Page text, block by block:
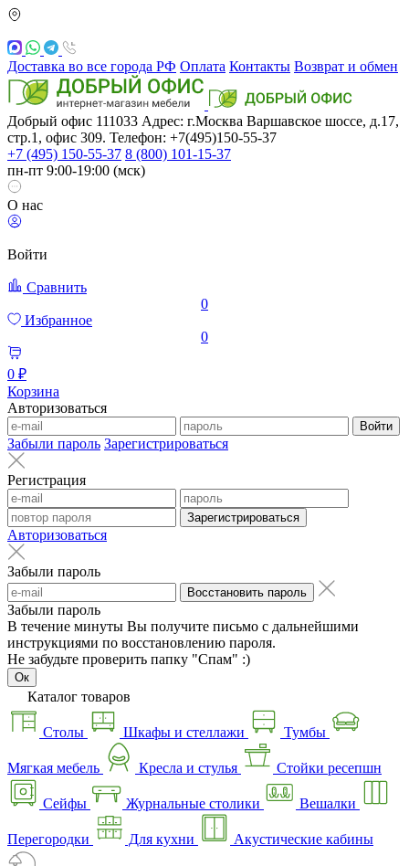
Доставка во все города РФ Оплата Контакты Возврат и обмен
Добрый офис 111033 Адрес: г.Москва Варшавское шоссе, д.17,
стр.1, офис 309. Телефон: +7(495)150-55-37
+7 (495) 150-55-37 8 (800) 101-15-37
пн-пт 9:00-19:00 (мск)
О нас
Войти
Сравнить
0
Избранное
0
0 ₽
Корзина
Авторизоваться
Войти
Забыли пароль Зарегистрироваться
Регистрация
Зарегистрироваться
Авторизоваться
Забыли пароль
Восстановить пароль
Забыли пароль
В течение минуты Вы получите письмо с дальнейшими
инструкциями по восстановлению пароля.
Не забудьте проверить папку "Спам" :)
Ок
Каталог товаров
Столы Шкафы и стеллажи Тумбы
Мягкая мебель Кресла и стулья Стойки ресепшн
Сейфы Журнальные столики Вешалки
Перегородки Для кухни Акустические кабины